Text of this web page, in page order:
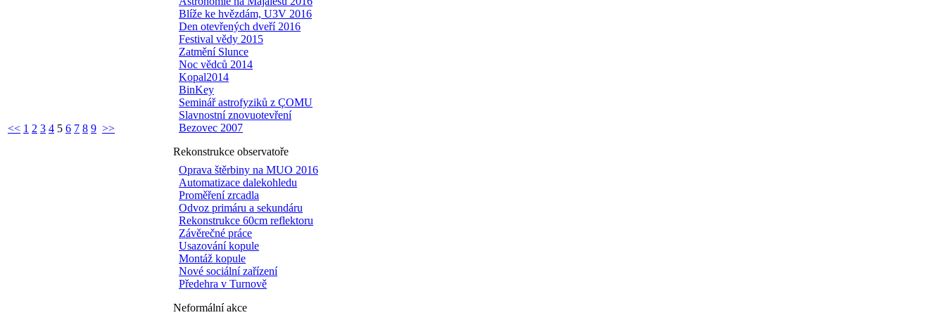
Blíže ke hvězdám, U3V 2016
Den otevřených dveří 2016
Festival vědy 2015
Zatmění Slunce
Noc vědců 2014
Kopal2014
BinKey
Seminář astrofyziků z ÇOMU
Slavnostní znovuotevření
Bezovec 2007
Rekonstrukce observatoře
Oprava štěrbiny na MUO 2016
Automatizace dalekohledu
Proměření zrcadla
Odvoz primáru a sekundáru
Rekonstrukce 60cm reflektoru
Závěrečné práce
Usazování kopule
Montáž kopule
Nové sociální zařízení
Předehra v Turnově
Neformální akce
<< 1 2 3 4 5 6 7 8 9 >>